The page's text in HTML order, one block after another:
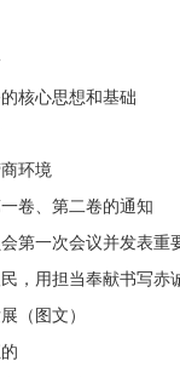
核心思想和基础
环境
卷、第二卷的通知
第一次会议并发表重
，用担当奉献书写赤
（图文）